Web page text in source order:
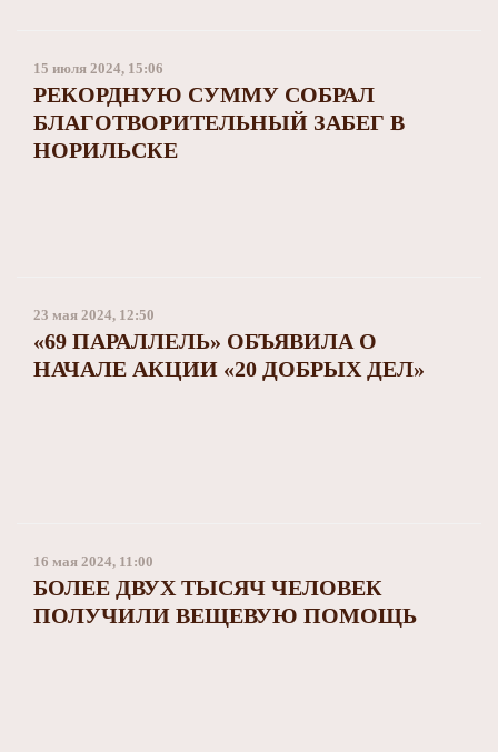
15 июля 2024, 15:06
РЕКОРДНУЮ СУММУ СОБРАЛ
БЛАГОТВОРИТЕЛЬНЫЙ ЗАБЕГ В
НОРИЛЬСКЕ
23 мая 2024, 12:50
«69 ПАРАЛЛЕЛЬ» ОБЪЯВИЛА О
НАЧАЛЕ АКЦИИ «20 ДОБРЫХ ДЕЛ»
16 мая 2024, 11:00
БОЛЕЕ ДВУХ ТЫСЯЧ ЧЕЛОВЕК
ПОЛУЧИЛИ ВЕЩЕВУЮ ПОМОЩЬ